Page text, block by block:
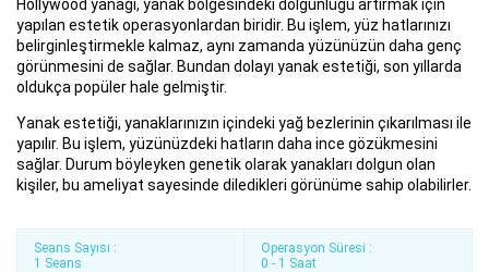
Hollywood yanağı, yanak bölgesindeki dolgunluğu artırmak için
yapılan estetik operasyonlardan biridir. Bu işlem, yüz hatlarınızı
belirginleştirmekle kalmaz, aynı zamanda yüzünüzün daha genç
görünmesini de sağlar. Bundan dolayı yanak estetiği, son yıllarda
oldukça popüler hale gelmiştir.
Yanak estetiği, yanaklarınızın içindeki yağ bezlerinin çıkarılması ile
yapılır. Bu işlem, yüzünüzdeki hatların daha ince gözükmesini
sağlar. Durum böyleyken genetik olarak yanakları dolgun olan
kişiler, bu ameliyat sayesinde diledikleri görünüme sahip olabilirler.
Seans Sayısı :
1 Seans
Operasyon Süresi :
0 - 1 Saat